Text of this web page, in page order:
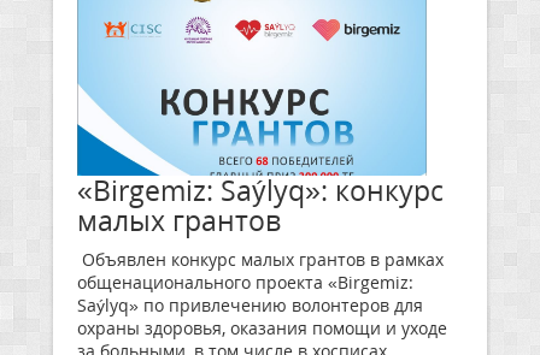
«Birgemiz: Saýlyq»: конкурс
малых грантов
Объявлен конкурс малых грантов в рамках
общенационального проекта «Birgemiz:
Saýlyq» по привлечению волонтеров для
охраны здоровья, оказания помощи и уходе